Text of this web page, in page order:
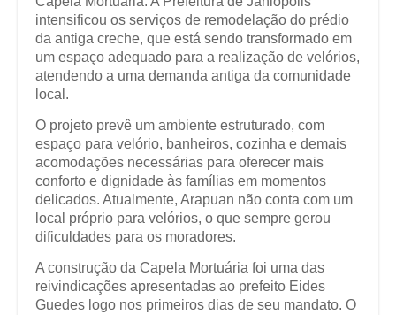
intensificou os serviços de remodelação do prédio
da antiga creche, que está sendo transformado em
um espaço adequado para a realização de velórios,
atendendo a uma demanda antiga da comunidade
local.
O projeto prevê um ambiente estruturado, com
espaço para velório, banheiros, cozinha e demais
acomodações necessárias para oferecer mais
conforto e dignidade às famílias em momentos
delicados. Atualmente, Arapuan não conta com um
local próprio para velórios, o que sempre gerou
dificuldades para os moradores.
A construção da Capela Mortuária foi uma das
reivindicações apresentadas ao prefeito Eides
Guedes logo nos primeiros dias de seu mandato. O